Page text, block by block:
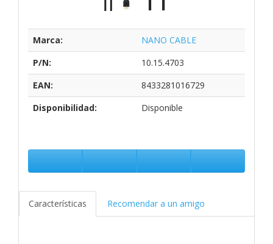
Marca:
NANO CABLE
P/N:
10.15.4703
EAN:
8433281016729
Disponibilidad:
Disponible
Características Recomendar a un amigo